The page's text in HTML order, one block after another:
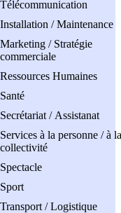
Télécommunication
Installation / Maintenance
Marketing / Stratégie
commerciale
Ressources Humaines
Santé
Secrétariat / Assistanat
Services à la personne / à la
collectivité
Spectacle
Sport
Transport / Logistique